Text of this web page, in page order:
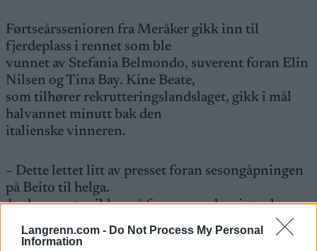
Langrenn.com - Do Not Process My Personal
Information
Førtseårssenioren fra Meråker gikk inn til
fjerdeplass i rennet som ble
vunnet av Stefania Belmondo, suverent foran Elin
Nilsen og Tina Bay. Kine Beate,
som tilhører rekrutteringslandslaget, gikk i mål
halvannet minutt bak den
italienske vinneren.
– Dette lettet litt av presset foran sesongåpningen
på Beito til helga.
Jeg har vært usikker på formen under siste ukes
treningsopphold. Det hjelper på
selvtilliten å se at man kan gi de beste kamp, sa